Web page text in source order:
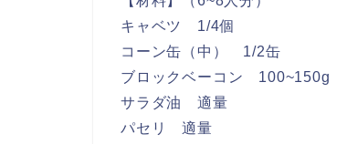
キャベツ 1/4個
コーン缶（中） 1/2缶
ブロックベーコン 100~150g
サラダ油 適量
パセリ 適量